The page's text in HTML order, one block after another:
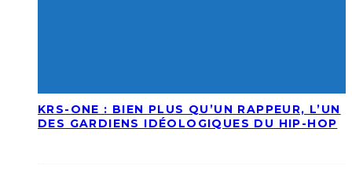
KRS-ONE : BIEN PLUS QU’UN RAPPEUR, L’UN
DES GARDIENS IDÉOLOGIQUES DU HIP-HOP